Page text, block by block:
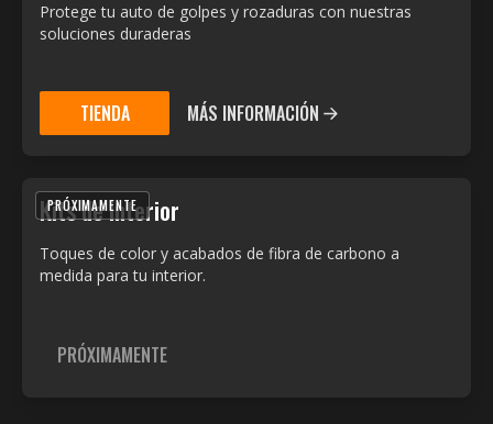
Protege tu auto de golpes y rozaduras con nuestras
soluciones duraderas
TIENDA MÁS INFORMACIÓN
PRÓXIMAMENTE
Kits de Interior
Toques de color y acabados de fibra de carbono a
medida para tu interior.
PRÓXIMAMENTE